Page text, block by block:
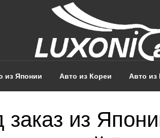
из Японии Авто из Кореи Авто из
заказ из